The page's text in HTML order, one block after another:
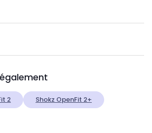
2 Shokz OpenFit 2+